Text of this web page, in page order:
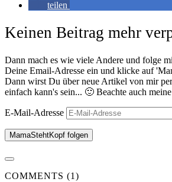
teilen
Keinen Beitrag mehr
Dann mach es wie viele Andere und folge
Deine Email-Adresse ein und klicke auf
Dann wirst Du über neue Artikel von mir
einfach kann's sein... 🙂 Beachte auch
E-Mail-Adresse
MamaStehtKopf folgen
COMMENTS (1)